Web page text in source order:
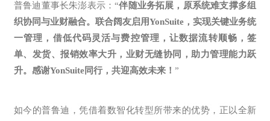
普鲁迪董事长朱澎表示：“伴随业务拓展，原系统难支撑多组
织协同与业财融合。联合阔友启用YonSuite，实现关键业务统
一管理，借低代码灵活与费控管理，让数据流转顺畅，签
单、发货、报销效率大升，业财无缝协同，助力管理能力跃
升。感谢YonSuite同行，共迎高效未来！ ”
如今的普鲁迪，凭借着数智化转型所带来的优势，正以全新